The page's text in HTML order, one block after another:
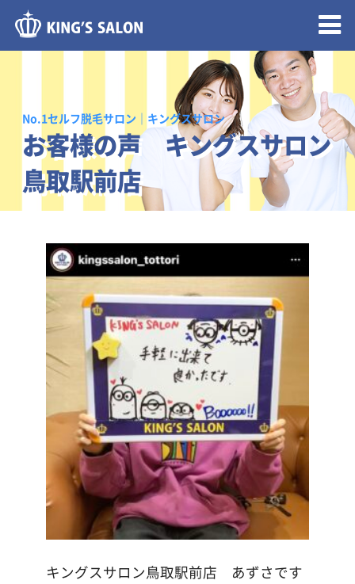
No.1セルフ脱毛サロン｜キングスサロン
お客様の声 キングスサロン
鳥取駅前店
キングスサロン鳥取駅前店 あずさです